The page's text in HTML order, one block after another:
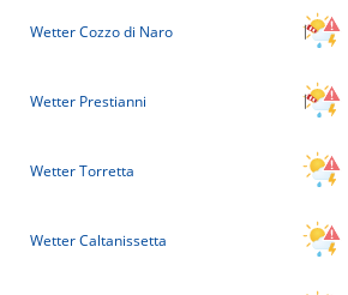
Wetter Cozzo di Naro
Wetter Prestianni
Wetter Torretta
Wetter Caltanissetta